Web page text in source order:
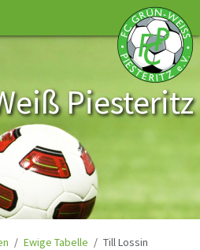
Piesteritz
Ewige Tabelle Till Lossin